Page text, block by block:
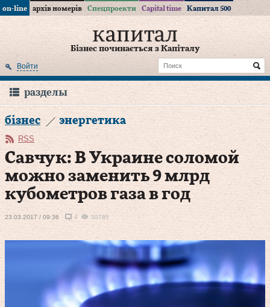
on-line архів номерів Спецпроекти Capital time Капитал 500
Бізнес починається з Капіталу
Войти
разделы
бізнес энергетика
RSS
Савчук: В Украине соломой
можно заменить 9 млрд
кубометров газа в год
23.03.2017 / 09:36 4 39785